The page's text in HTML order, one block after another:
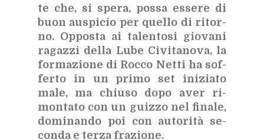
te che, si spe­ra, pos­sa es­se­re di
buon au­spi­cio per quel­lo di ri­tor­
no. Op­po­sta ai ta­len­to­si gio­va­ni
ra­gaz­zi del­la Lube Ci­vi­ta­no­va, la
for­ma­zio­ne di Roc­co Net­ti ha sof­
fer­to in un pri­mo set ini­zia­to
male, ma chiu­so dopo aver ri­
mon­ta­to con un guiz­zo nel fi­na­le,
do­mi­nan­do poi con au­to­ri­tà se­
con­da e ter­za fra­zio­ne.